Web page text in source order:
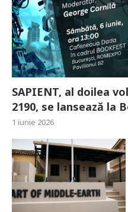
SAPIENT, al doilea
2190, se lansează la
1 iunie 2026